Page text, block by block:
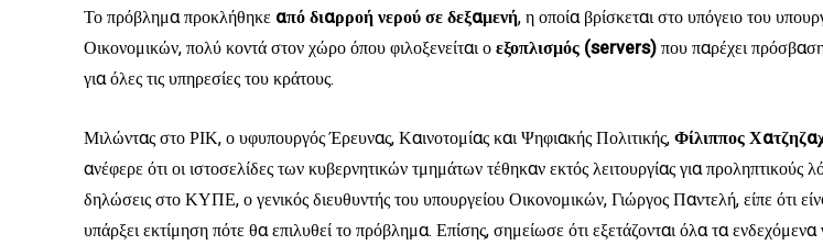
Το πρόβλημα προκλήθηκε από διαρροή νερού σε δεξαμενή, η οποία βρίσκεται στο υπόγειο του
Οικονομικών, πολύ κοντά στον χώρο όπου φιλοξενείται οεξοπλισμός (servers)που παρέχει
για όλες τις υπηρεσίες του κράτους.
Μιλώντας στο ΡΙΚ, ο υφυπουργός Έρευνας, Καινοτομίας και Ψηφιακής Πολιτικής,Φίλιππος
ανέφερε ότι οι ιστοσελίδες των κυβερνητικών τμημάτων τέθηκαν εκτός λειτουργίας για προληπτικούς
δηλώσεις στο ΚΥΠΕ, ο γενικός διευθυντής του υπουργείου Οικονομικών, Γιώργος Παντελή, είπε ότι
υπάρξει εκτίμηση πότε θα επιλυθεί το πρόβλημα. Επίσης, σημείωσε ότι εξετάζονται όλα τα ενδεχόμενα